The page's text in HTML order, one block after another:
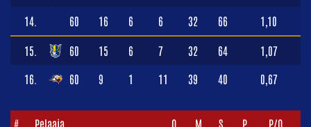
14. 60 16 6 6 32 66 1,10
15. 60 15 6 7 32 64 1,07
16. 60 9 1 11 39 40 0,67
# Pelaaja O M S P P/O